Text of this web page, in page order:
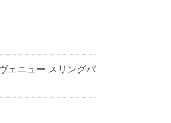
ェニュー スリングバ